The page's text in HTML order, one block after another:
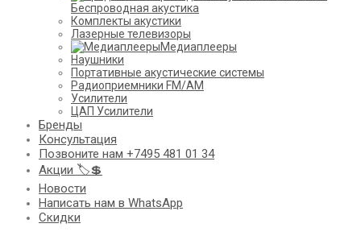
Беспроводная акустика
Комплекты акустики
Лазерные телевизоры
Медиаплееры
Наушники
Портативные акустические системы
Радиоприемники FM/AM
Усилители
ЦАП Усилители
Бренды
Консультация
Позвоните нам +7495 481 01 34
Акции 🏷️💲
Новости
Написать нам в WhatsApp
Скидки